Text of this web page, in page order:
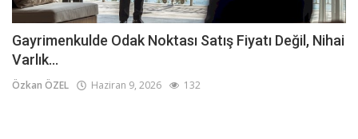
Gayrimenkulde Odak Noktası Satış Fiyatı Değil, Nihai
Varlık...
Özkan ÖZEL Haziran 9, 2026 132